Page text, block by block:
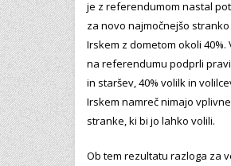
je z referendumom nastal
za novo najmočnejšo
Irskem z dometom okoli 40%.
na referendumu podprli
in staršev, 40% volilk in
Irskem namreč nimajo vplivne
stranke, ki bi jo lahko volili.
Ob tem rezultatu razloga za